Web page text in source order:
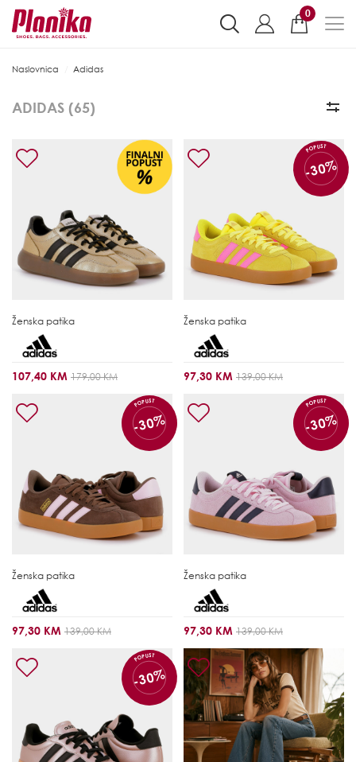
0
Naslovnica Adidas
ADIDAS (65)
Ženska patika
107,40 KM 179,00 KM
POPUST
-30%
Ženska patika
97,30 KM 139,00 KM
POPUST
-30%
Ženska patika
97,30 KM 139,00 KM
POPUST
-30%
Ženska patika
97,30 KM 139,00 KM
POPUST
-30%